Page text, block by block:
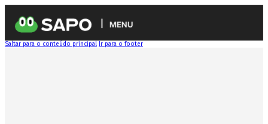
MENU
Saltar para o conteúdo principal Ir para o footer